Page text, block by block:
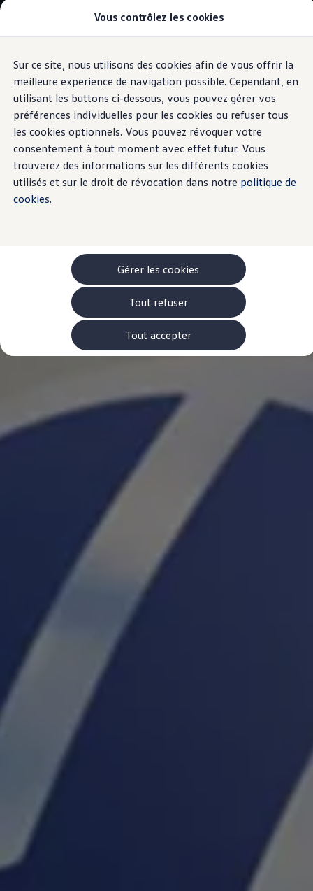
Vous contrôlez les cookies
Sur ce site, nous utilisons des cookies afin de vous offrir la
meilleure experience de navigation possible. Cependant, en
utilisant les buttons ci-dessous, vous pouvez gérer vos
préférences individuelles pour les cookies ou refuser tous
les cookies optionnels. Vous pouvez révoquer votre
consentement à tout moment avec effet futur. Vous
trouverez des informations sur les différents cookies
utilisés et sur le droit de révocation dans notre politique de
cookies.
Tout accepter
Tout refuser
Gérer les cookies
Aller au
contenu
principal
Aller
au
pied
de
page
Modèles et configurateur
Offres pour particuliers
ID. Polo
ID.3 Neo
T-Roc
T-Cross
Taigo
Golf
Tiguan
Tayron
ID.3 GTX FIRE+ICE
Brochure promotionelle
Véhicules en stock
Véhicules d'occasions
-> Volkswagen Financial Services (Leasing)
Listes de prix
Rouler en électrique
Nos véhicules hybrides
Recharge & autonomie
Comment payer ?
Autonomie
Garantie et entretien de la batterie
Nos simulateurs
Simulateur de coût de recharge
Simulateur d'autonomie
Simulateur de temps de recharge
-> Batterie et sécurité
-> SWIO - The Energy Company
Propriétaires et Service
myVolkswagen
Aide sur les applis et les services numériques
Navigation Map Update
Accessoires
Accessoires de transport
Accessoires Volkswagen
Entretien et pièces
Roues et pneus
Contrôles saisonniers et garantie
Manuel d'utilisation numérique
-> REACH
-> Declarations of conformity
-> Action de rappel des moteurs diesel EA189
-> Informations sur les pneumatiques
-> Mises à jour logicielles
Mises à jour logicielles pour véhicules
Connecter un téléphone mobile au véhicule
Trouver des services pour votre modèle
Mises à jour pour les logiciels, les cartes et la
Applications Volkswagen, connexion et